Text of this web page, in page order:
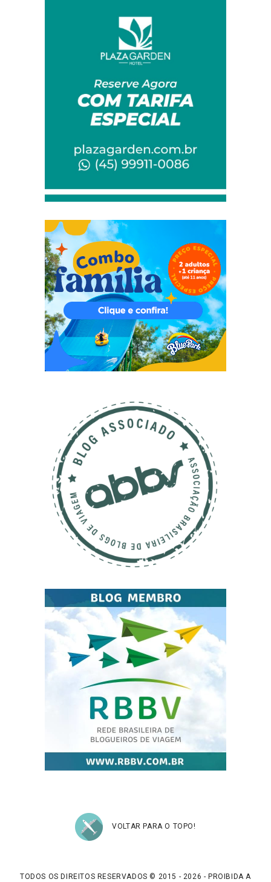
VOLTAR PARA O TOPO!
TODOS OS DIREITOS RESERVADOS © 2015 - 2026 - PROIBIDA A